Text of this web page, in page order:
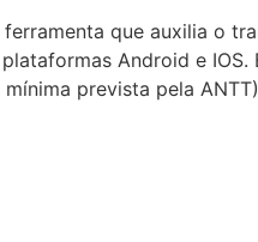
ferramenta que auxilia o
Android e
prevista pela